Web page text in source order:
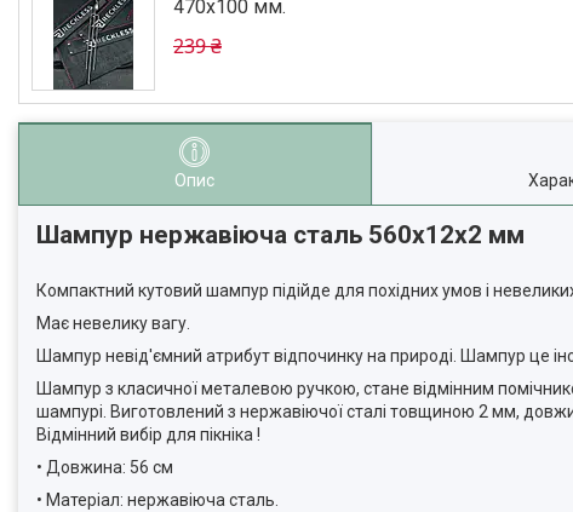
239 ₴
470х100 мм.
Опис
Шампур нержавіюча сталь 560х12х2 мм
Компактний кутовий шампур підійде для похідних умов і
Має невелику вагу.
Шампур невід'ємний атрибут відпочинку на природі. Шампур це
Шампур з класичної металевою ручкою, стане відмінним
шампурі. Виготовлений з нержавіючої сталі товщиною 2 мм,
Відмінний вибір для пікніка !
• Довжина: 56 см
• Матеріал: нержавіюча сталь.